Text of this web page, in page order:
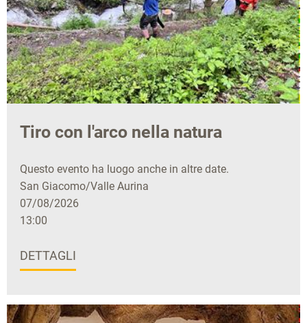
Tiro con l'arco nella natura
Questo evento ha luogo anche in altre date.
San Giacomo/Valle Aurina
07/08/2026
13:00
DETTAGLI